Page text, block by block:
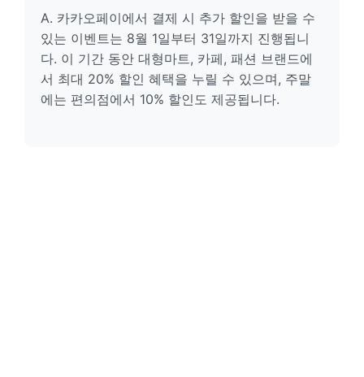
A. 카카오페이에서 결제 시 추가 할인을 받을 수
있는 이벤트는 8월 1일부터 31일까지 진행됩니
다. 이 기간 동안 대형마트, 카페, 패션 브랜드에
서 최대 20% 할인 혜택을 누릴 수 있으며, 주말
에는 편의점에서 10% 할인도 제공됩니다.